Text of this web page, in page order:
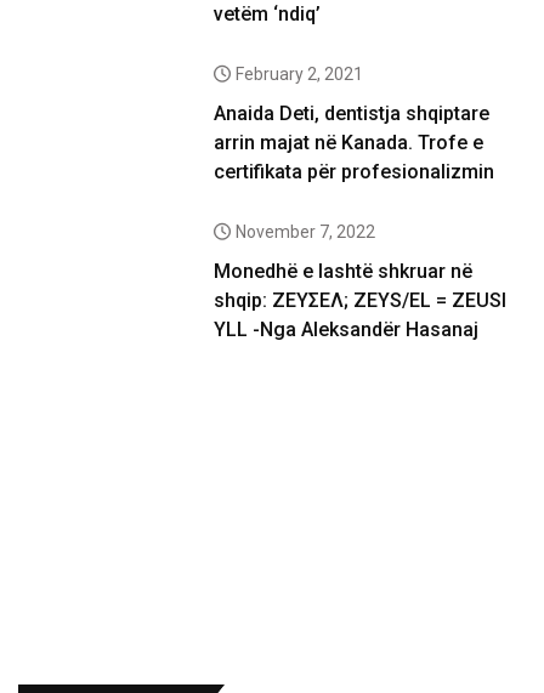
vetëm ‘ndiq’
February 2, 2021
Anaida Deti, dentistja shqiptare
arrin majat në Kanada. Trofe e
certifikata për profesionalizmin
November 7, 2022
Monedhë e lashtë shkruar në
shqip: ΖΕΥΣΕΛ; ZEYS/EL = ZEUSI
YLL -Nga Aleksandër Hasanaj